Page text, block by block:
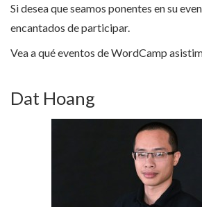
Si desea que seamos ponentes en su
encantados de participar.
Vea a qué eventos de WordCamp
Dat Hoang